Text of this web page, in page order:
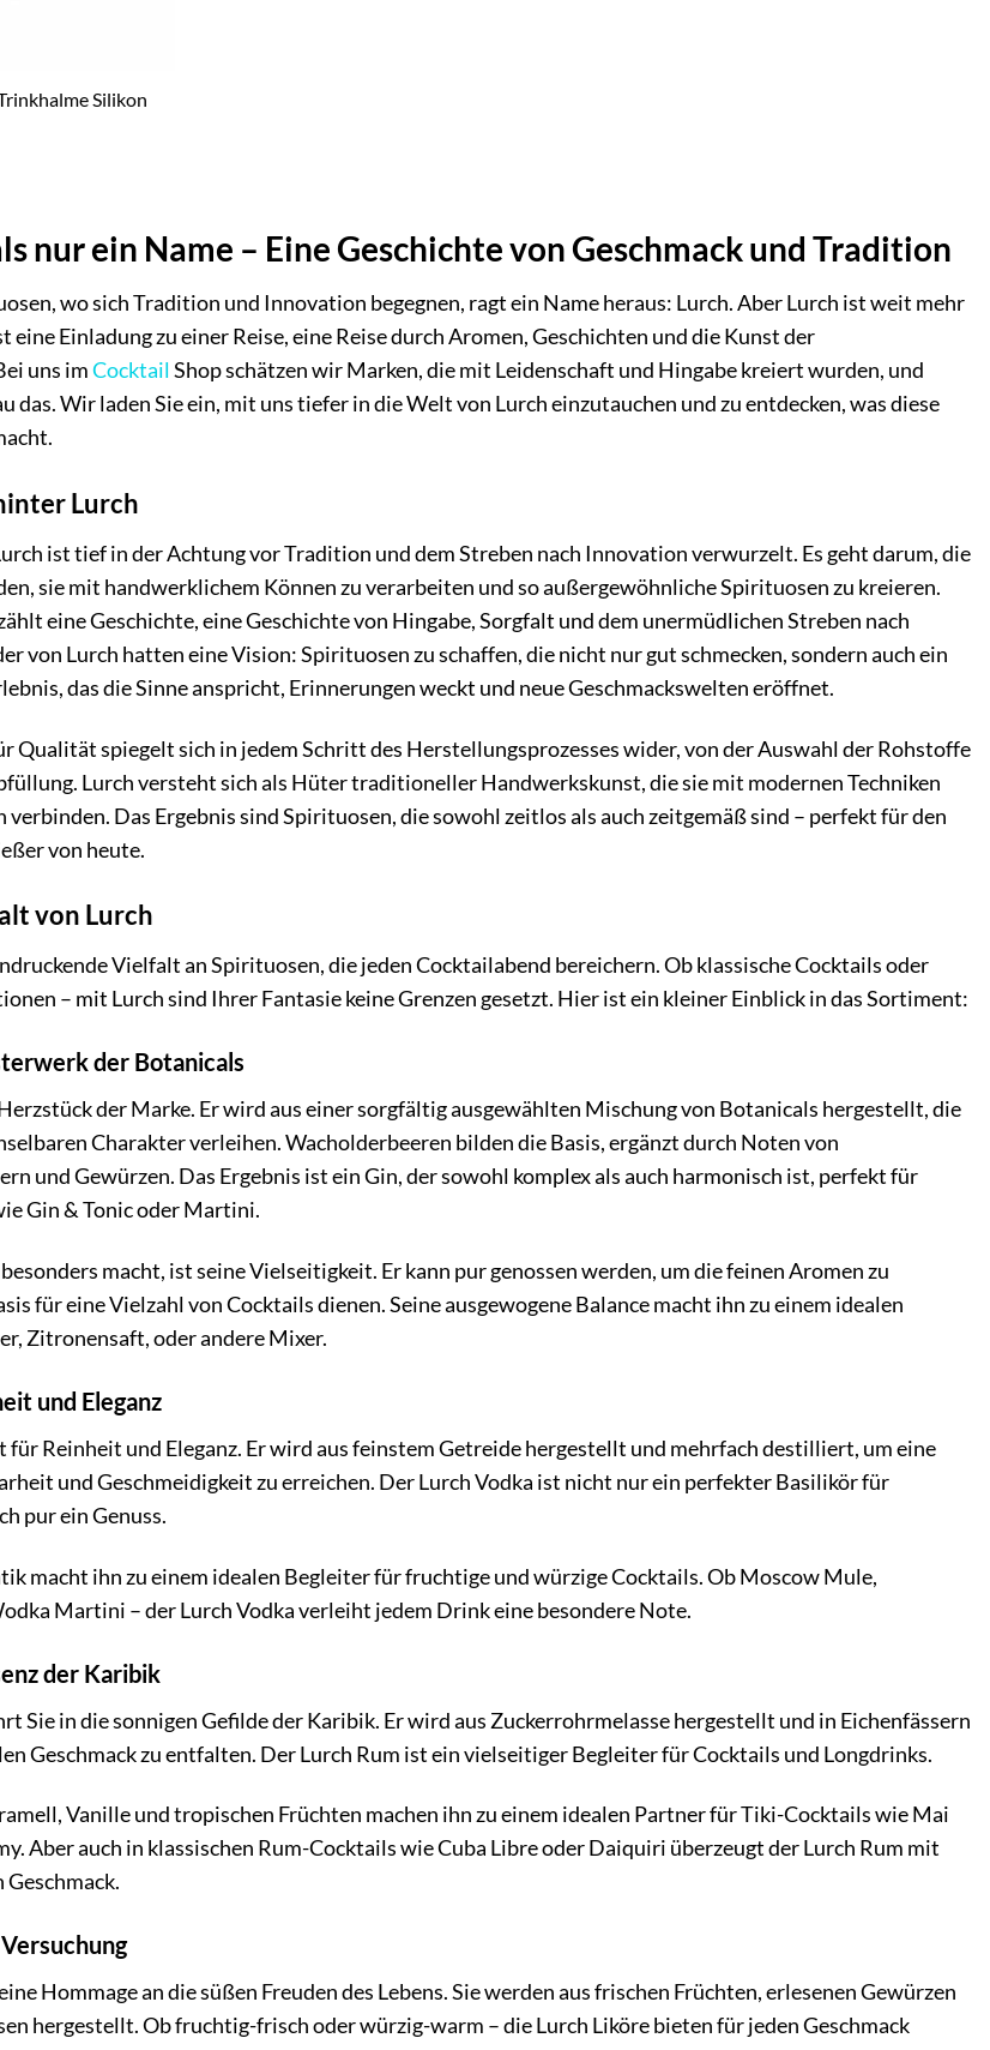
Silikon
nur ein Name – Eine Geschichte von Geschmack und Tradition
wo sich Tradition und Innovation begegnen, ragt ein Name heraus: Lurch. Aber Lurch ist weit mehr
eine Einladung zu einer Reise, eine Reise durch Aromen, Geschichten und die Kunst der
uns imCocktailShop schätzen wir Marken, die mit Leidenschaft und Hingabe kreiert wurden, und
das. Wir laden Sie ein, mit uns tiefer in die Welt von Lurch einzutauchen und zu entdecken, was diese
Lurch
ist tief in der Achtung vor Tradition und dem Streben nach Innovation verwurzelt. Es geht darum, die
sie mit handwerklichem Können zu verarbeiten und so außergewöhnliche Spirituosen zu kreieren.
eine Geschichte, eine Geschichte von Hingabe, Sorgfalt und dem unermüdlichen Streben nach
von Lurch hatten eine Vision: Spirituosen zu schaffen, die nicht nur gut schmecken, sondern auch ein
das die Sinne anspricht, Erinnerungen weckt und neue Geschmackswelten eröffnet.
Qualität spiegelt sich in jedem Schritt des Herstellungsprozesses wider, von der Auswahl der Rohstoffe
Lurch versteht sich als Hüter traditioneller Handwerkskunst, die sie mit modernen Techniken
verbinden. Das Ergebnis sind Spirituosen, die sowohl zeitlos als auch zeitgemäß sind – perfekt für den
von heute.
von Lurch
Vielfalt an Spirituosen, die jeden Cocktailabend bereichern. Ob klassische Cocktails oder
– mit Lurch sind Ihrer Fantasie keine Grenzen gesetzt. Hier ist ein kleiner Einblick in das Sortiment:
der Botanicals
der Marke. Er wird aus einer sorgfältig ausgewählten Mischung von Botanicals hergestellt, die
Charakter verleihen. Wacholderbeeren bilden die Basis, ergänzt durch Noten von
und Gewürzen. Das Ergebnis ist ein Gin, der sowohl komplex als auch harmonisch ist, perfekt für
Gin & Tonic oder Martini.
macht, ist seine Vielseitigkeit. Er kann pur genossen werden, um die feinen Aromen zu
für eine Vielzahl von Cocktails dienen. Seine ausgewogene Balance macht ihn zu einem idealen
Zitronensaft, oder andere Mixer.
und Eleganz
für Reinheit und Eleganz. Er wird aus feinstem Getreide hergestellt und mehrfach destilliert, um eine
und Geschmeidigkeit zu erreichen. Der Lurch Vodka ist nicht nur ein perfekter Basilikör für
pur ein Genuss.
macht ihn zu einem idealen Begleiter für fruchtige und würzige Cocktails. Ob Moscow Mule,
Martini – der Lurch Vodka verleiht jedem Drink eine besondere Note.
der Karibik
Sie in die sonnigen Gefilde der Karibik. Er wird aus Zuckerrohrmelasse hergestellt und in Eichenfässern
Geschmack zu entfalten. Der Lurch Rum ist ein vielseitiger Begleiter für Cocktails und Longdrinks.
Vanille und tropischen Früchten machen ihn zu einem idealen Partner für Tiki-Cocktails wie Mai
Aber auch in klassischen Rum-Cocktails wie Cuba Libre oder Daiquiri überzeugt der Lurch Rum mit
Hommage an die süßen Freuden des Lebens. Sie werden aus frischen Früchten, erlesenen Gewürzen
hergestellt. Ob fruchtig-frisch oder würzig-warm – die Lurch Liköre bieten für jeden Geschmack